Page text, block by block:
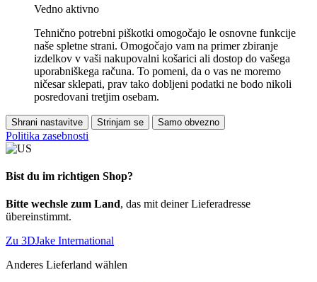
Vedno aktivno
Tehnično potrebni piškotki omogočajo le osnovne funkcije
naše spletne strani. Omogočajo vam na primer zbiranje
izdelkov v vaši nakupovalni košarici ali dostop do vašega
uporabniškega računa. To pomeni, da o vas ne moremo
ničesar sklepati, prav tako dobljeni podatki ne bodo nikoli
posredovani tretjim osebam.
Shrani nastavitve Strinjam se Samo obvezno
Politika zasebnosti
Bist du im richtigen Shop?
Bitte wechsle zum Land, das mit deiner Lieferadresse
übereinstimmt.
Zu 3DJake International
Anderes Lieferland wählen